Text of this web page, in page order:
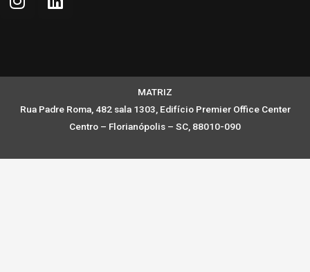
MATRIZ
Rua Padre Roma, 482 sala 1303, Edifício Premier Office Center
Centro – Florianópolis – SC, 88010-090